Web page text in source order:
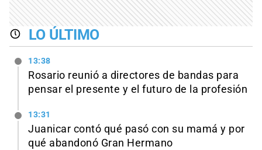
LO ÚLTIMO
13:38
Rosario reunió a directores de bandas para
pensar el presente y el futuro de la profesión
13:31
Juanicar contó qué pasó con su mamá y por
qué abandonó Gran Hermano